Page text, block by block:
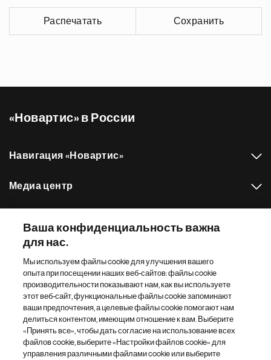
Распечатать Сохранить
«Новартис» в России
Навигация «Новартис»
Медиа центр
Другие сайты «Новартис»
Footer Site Search
Ваша конфиденциальность важна
для нас.
Мы используем файлы cookie для улучшения вашего
опыта при посещении наших веб-сайтов: файлы cookie
производительности показывают нам, как вы используете
этот веб-сайт, функциональные файлы cookie запоминают
ваши предпочтения, а целевые файлы cookie помогают нам
делиться контентом, имеющим отношение к вам. Выберите
«Принять все», чтобы дать согласие на использование всех
файлов cookie, выберите «Настройки файлов cookie» для
управления различными файлами cookie или выберите